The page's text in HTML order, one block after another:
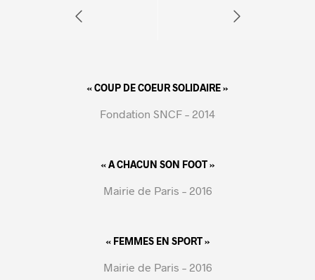
« COUP DE COEUR SOLIDAIRE »
Fondation SNCF – 2014
« A CHACUN SON FOOT »
Mairie de Paris – 2016
« FEMMES EN SPORT »
Mairie de Paris – 2016